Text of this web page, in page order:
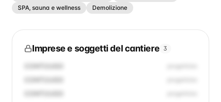
SPA, sauna e wellness
Demolizione
Imprese e soggetti del cantiere 3